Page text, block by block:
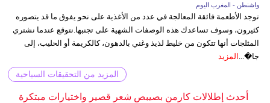
واشنطن - المغرب اليوم
توجد الأطعمة فائقة المعالجة في عدد من الأغذية على نحو يفوق ما قد يتصوره
كثيرون، وسوف تساعدك هذه الوصفات الشهية على تجنبها.نتوقع عندما نشتري
المثلجات أنها تتكون من خليط لذيذ وغني بالدهون، كالكريمة أو الحليب، إلى
جا�... المزيد
المزيد من التحقيقات السياحية
أحدث إطلالات كارمن بصيبص شعر قصير واختيارات مبتكرة